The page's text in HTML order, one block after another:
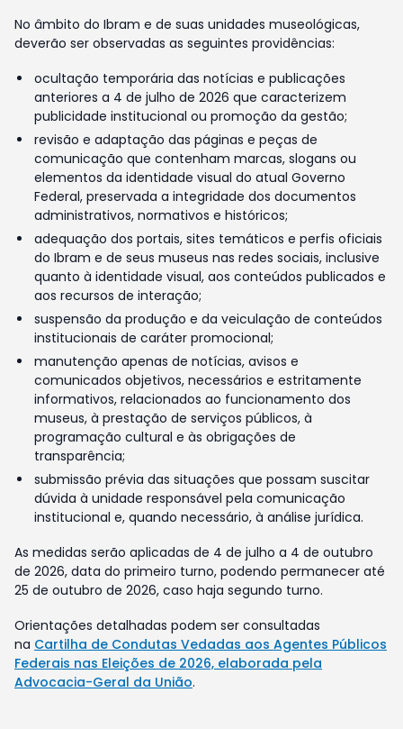
No âmbito do Ibram e de suas unidades museológicas,
deverão ser observadas as seguintes providências:
ocultação temporária das notícias e publicações
anteriores a 4 de julho de 2026 que caracterizem
publicidade institucional ou promoção da gestão;
revisão e adaptação das páginas e peças de
comunicação que contenham marcas, slogans ou
elementos da identidade visual do atual Governo
Federal, preservada a integridade dos documentos
administrativos, normativos e históricos;
adequação dos portais, sites temáticos e perfis oficiais
do Ibram e de seus museus nas redes sociais, inclusive
quanto à identidade visual, aos conteúdos publicados e
aos recursos de interação;
suspensão da produção e da veiculação de conteúdos
institucionais de caráter promocional;
manutenção apenas de notícias, avisos e
comunicados objetivos, necessários e estritamente
informativos, relacionados ao funcionamento dos
museus, à prestação de serviços públicos, à
programação cultural e às obrigações de
transparência;
submissão prévia das situações que possam suscitar
dúvida à unidade responsável pela comunicação
institucional e, quando necessário, à análise jurídica.
As medidas serão aplicadas de 4 de julho a 4 de outubro
de 2026, data do primeiro turno, podendo permanecer até
25 de outubro de 2026, caso haja segundo turno.
Orientações detalhadas podem ser consultadas
na Cartilha de Condutas Vedadas aos Agentes Públicos
Federais nas Eleições de 2026, elaborada pela
Advocacia-Geral da União.